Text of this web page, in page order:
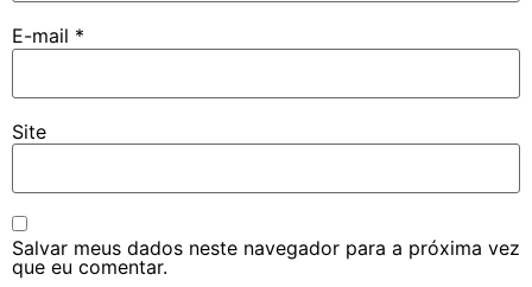
E-mail *
Site
Salvar meus dados neste navegador para a próxima vez
que eu comentar.